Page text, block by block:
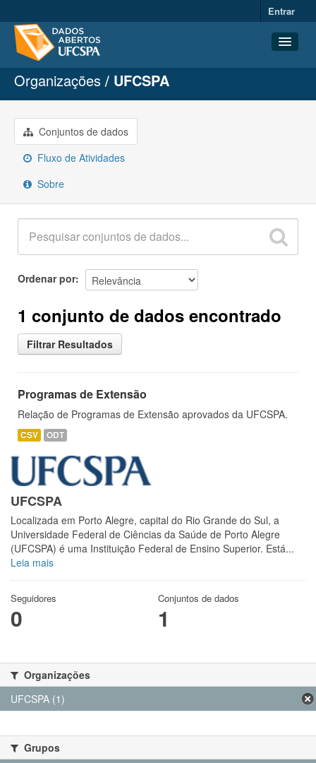
Entrar
Conjuntos de dados
Organizações
Grupos
Sobre
Organizações UFCSPA
Conjuntos de dados
Fluxo de Atividades
Sobre
Ordenar por
1 conjunto de dados encontrado
Filtrar Resultados
Programas de Extensão
Relação de Programas de Extensão aprovados da UFCSPA.
CSV ODT
UFCSPA
Localizada em Porto Alegre, capital do Rio Grande do Sul, a
Universidade Federal de Ciências da Saúde de Porto Alegre
(UFCSPA) é uma Instituição Federal de Ensino Superior. Está...
Leia mais
Seguidores
0
Conjuntos de dados
1
Organizações
UFCSPA (1)
Grupos